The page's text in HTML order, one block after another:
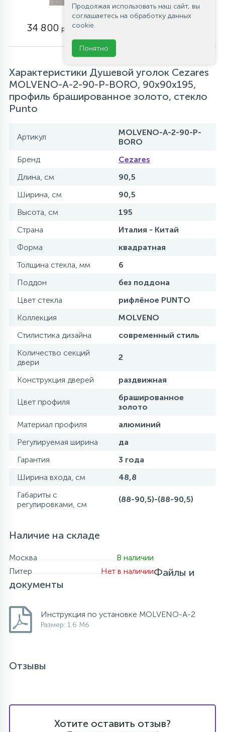
Артикул: TRAY-AS-
A-90-30-NERO
34 800 руб.
Характеристики Душевой уголок Cezares
MOLVENO-A-2-90-P-BORO, 90х90х195,
профиль брашированное золото, стекло
Punto
Артикул
MOLVENO-A-2-90-P-
BORO
Бренд
Cezares
Длина, см
90,5
Ширина, см
90,5
Высота, см
195
Страна
Италия - Китай
Форма
квадратная
Толщина стекла, мм
6
Поддон
без поддона
Цвет стекла
рифлёное PUNTO
Коллекция
MOLVENO
Стилистика дизайна
современный стиль
Количество секций
двери
2
Конструкция дверей раздвижная
Цвет профиля
брашированное
золото
Материал профиля
алюминий
Регулируемая ширина
да
Гарантия
3 года
Ширина входа, см
48,8
Габариты с
регулировками, см
(88-90,5)-(88-90,5)
Наличие на складе
Москва
В наличии
Питер
Нет в наличииФайлы и
документы
Инструкция по установке MOLVENO-A-2
Размер: 1.6 Мб
Отзывы
Хотите оставить отзыв?
Продолжая использовать наш сайт, вы
соглашаетесь на обработку данных
cookie.
Понятно